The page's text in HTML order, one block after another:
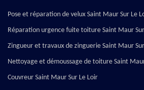
Pose et réparation de velux Saint Maur Sur Le
Réparation urgence fuite toiture Saint Maur
Zingueur et travaux de zinguerie Saint Maur
Nettoyage et démoussage de toiture Saint
Couvreur Saint Maur Sur Le Loir